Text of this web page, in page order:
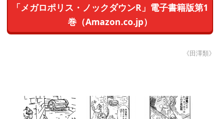
「メガロポリス・ノックダウンR」電子書籍版第1
巻（Amazon.co.jp）
《田澤類》